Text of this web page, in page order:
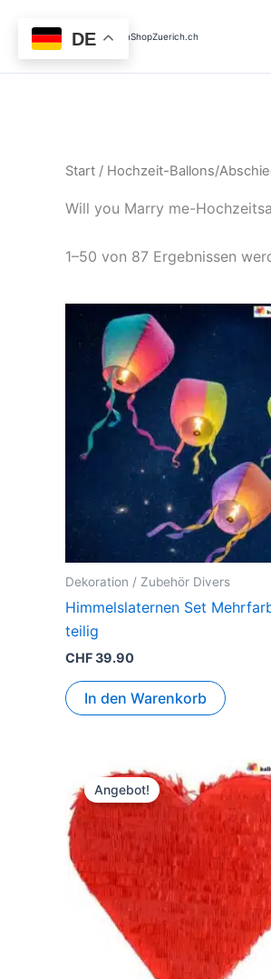
Inhalt
springen
BallonShopZuerich.ch
Start / Hochzeit-Ballons/
Will you Marry me-
1–50 von 87 Ergebnissen
Dekoration / Zubehör Divers
Himmelslaternen Set
teilig
CHF39.90
In den Warenkorb
Angebot!
Ursprünglicher
Preis
war:
CHF 29.90
Aktueller
Preis
ist:
CHF 25.90.
DE